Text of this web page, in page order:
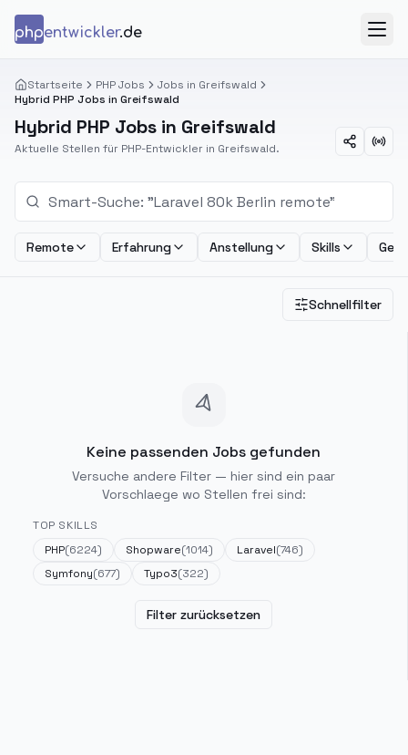
phpentwickler.de
Startseite PHP Jobs
Jobs in Greifswald
Hybrid PHP Jobs in Greifswald
Hybrid PHP Jobs in Greifswald
Aktuelle Stellen für PHP-Entwickler in Greifswald.
Remote Erfahrung Anstellung Skills
Schnellfilter
Keine passenden Jobs gefunden
Versuche andere Filter — hier sind ein paar
Vorschlaege wo Stellen frei sind:
TOP SKILLS
PHP(6224) Shopware(1014) Laravel(746)
Symfony(677) Typo3(322)
Filter zurücksetzen